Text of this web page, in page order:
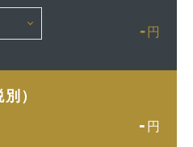
- 円
）
- 円